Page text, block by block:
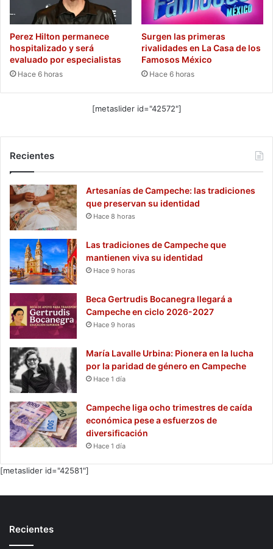
Perez Hilton permanece
hospitalizado y será
evaluado por especialistas
Hace 6 horas
Surgen las primeras
rivalidades en La Casa de los
Famosos México
Hace 6 horas
[metaslider id="42572"]
Recientes
Artesanías de Campeche: las tradiciones
que preservan su identidad
Hace 8 horas
Las tradiciones de Campeche que
mantienen viva su identidad
Hace 9 horas
Beca Gertrudis Bocanegra llegará a
Campeche en ciclo 2026-2027
Hace 9 horas
María Lavalle Urbina: Pionera en la lucha
por la paridad de género en Campeche
Hace 1 día
Campeche liga ocho trimestres de caída
económica pese a esfuerzos de
diversificación
Hace 1 día
[metaslider id="42581"]
Recientes